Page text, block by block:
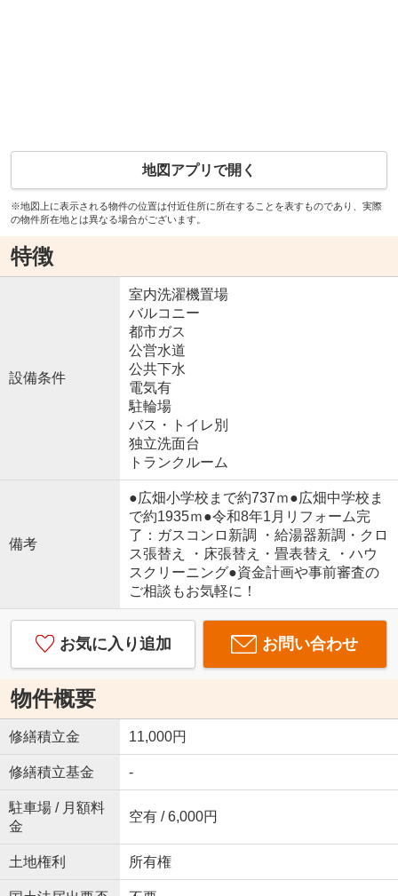
地図アプリで開く
※地図上に表示される物件の位置は付近住所に所在することを表すものであり、実際
の物件所在地とは異なる場合がございます。
特徴
設備条件
室内洗濯機置場
バルコニー
都市ガス
公営水道
公共下水
電気有
駐輪場
バス・トイレ別
独立洗面台
トランクルーム
備考
●広畑小学校まで約737ｍ●広畑中学校ま
で約1935ｍ●令和8年1月リフォーム完
了：ガスコンロ新調 ・給湯器新調・クロ
ス張替え ・床張替え・畳表替え ・ハウ
スクリーニング●資金計画や事前審査の
ご相談もお気軽に！
お気に入り追加 お問い合わせ
物件概要
修繕積立金 11,000円
修繕積立基金 -
駐車場 / 月額料
金
空有 / 6,000円
土地権利 所有権